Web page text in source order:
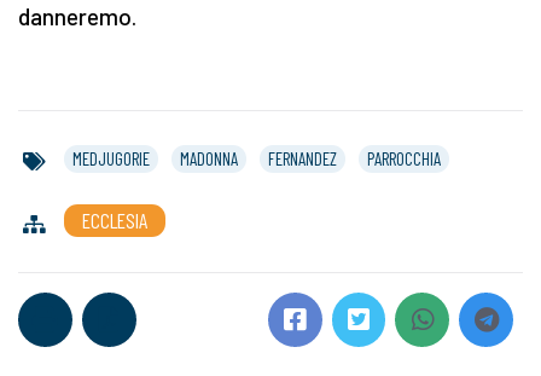
danneremo.
MEDJUGORIE MADONNA FERNANDEZ PARROCCHIA
ECCLESIA